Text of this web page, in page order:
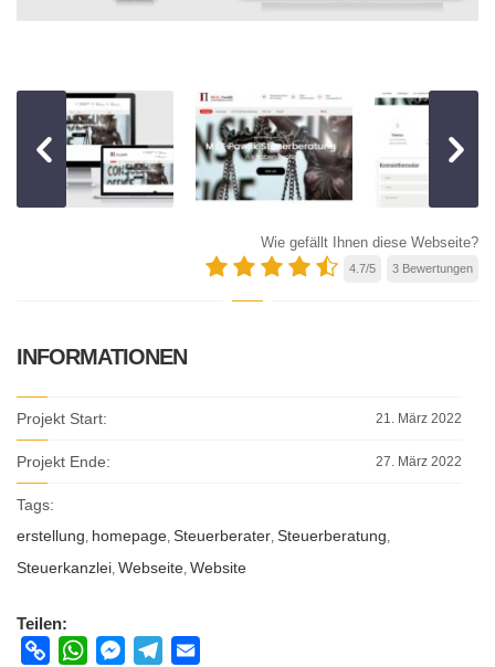
Wie gefällt Ihnen diese Webseite?
4.7/5 3 Bewertungen
INFORMATIONEN
Projekt Start: 21. März 2022
Projekt Ende: 27. März 2022
Tags:
erstellung, homepage, Steuerberater, Steuerberatung,
Steuerkanzlei, Webseite, Website
Teilen:
Copy
WhatsAppMessenger
Telegram